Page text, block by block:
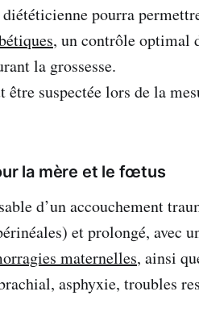
pourra
, un contrôle optimal
la grossesse.
être suspectée lors de la
la mère et le fœtus
d’un accouchement
et prolongé, avec
maternelles, ainsi
asphyxie, troubles